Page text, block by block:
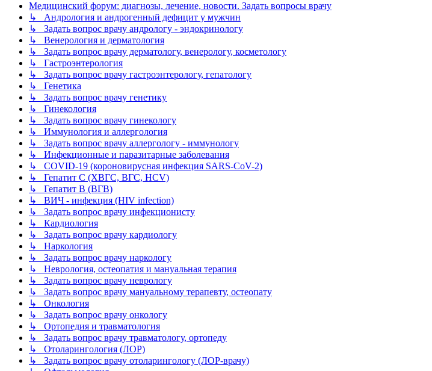
Медицинский форум: диагнозы, лечение, новости. Задать вопросы врачу
↳ Андрология и андрогенный дефицит у мужчин
↳ Задать вопрос врачу андрологу - эндокринологу
↳ Венерология и дерматология
↳ Задать вопрос врачу дерматологу, венерологу, косметологу
↳ Гастроэнтерология
↳ Задать вопрос врачу гастроэнтерологу, гепатологу
↳ Генетика
↳ Задать вопрос врачу генетику
↳ Гинекология
↳ Задать вопрос врачу гинекологу
↳ Иммунология и аллергология
↳ Задать вопрос врачу аллергологу - иммунологу
↳ Инфекционные и паразитарные заболевания
↳ COVID-19 (короновирусная инфекция SARS-CoV-2)
↳ Гепатит C (ХВГС, ВГС, HCV)
↳ Гепатит B (ВГВ)
↳ ВИЧ - инфекция (HIV infection)
↳ Задать вопрос врачу инфекционисту
↳ Кардиология
↳ Задать вопрос врачу кардиологу
↳ Наркология
↳ Задать вопрос врачу наркологу
↳ Неврология, остеопатия и мануальная терапия
↳ Задать вопрос врачу неврологу
↳ Задать вопрос врачу мануальному терапевту, остеопату
↳ Онкология
↳ Задать вопрос врачу онкологу
↳ Ортопедия и травматология
↳ Задать вопрос врачу травматологу, ортопеду
↳ Отоларингология (ЛОР)
↳ Задать вопрос врачу отоларингологу (ЛОР-врачу)